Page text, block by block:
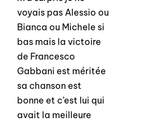
voyais pas Alessio ou
Bianca ou Michele si
bas mais la victoire
de Francesco
Gabbani est méritée
sa chanson est
bonne et c’est lui qui
avait la meilleure